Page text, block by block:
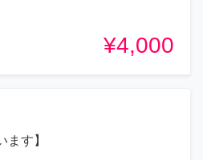
¥4,000
ます】